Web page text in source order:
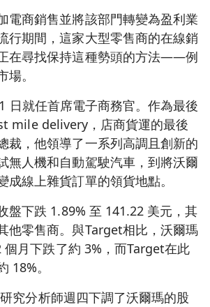
電商銷售並將該部門轉變為盈利業
行期間，這家大型零售商的在線銷
在尋找保持這種勢頭的方法——例
。
日就任首席電子商務官。作為最後
mile delivery，店商貨運的最後
裁，他領導了一系列高調且創新的
無人機和自動駕駛汽車，到將沃爾
成線上雜貨訂單的領貨地點。
盤下跌 1.89% 至 141.22 美元，其
他零售商。與Target相比，沃爾瑪
個月下跌了約 3%，而Target在此
18%。
究分析師週四下調了沃爾瑪的股